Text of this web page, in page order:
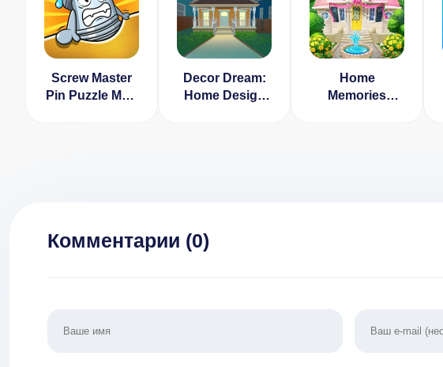
Screw Master
Pin Puzzle Мод
Decor Dream:
Home Design
Home
Memories
Комментарии (0)